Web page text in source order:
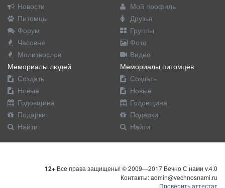
Новости
Питомцы
Форум
Часовня
Молитвослов
Мой профиль
Друзья
Группы
Фото
Видео
Мемориалы людей
Создать
Новые
Годовщина
Подарки
Найти
Мемориалы питомцев
Создать
Новые
Годовщина
Подарки
Найти
12+ Все права защищены! © 2009—2017 Вечно С нами v.4.0
Контакты: admin@vechnosnami.ru
Проверить аттестат